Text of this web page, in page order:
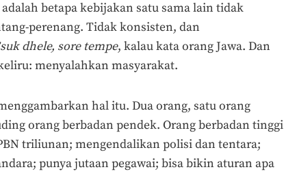
betapa kebijakan satu sama lain tidak
perenang. Tidak konsisten, dan
dhele, sore tempe, kalau kata orang Jawa. Dan
menyalahkan masyarakat.
hal itu. Dua orang, satu orang
orang berbadan pendek. Orang berbadan tinggi
triliunan; mengendalikan polisi dan tentara;
punya jutaan pegawai; bisa bikin aturan apa